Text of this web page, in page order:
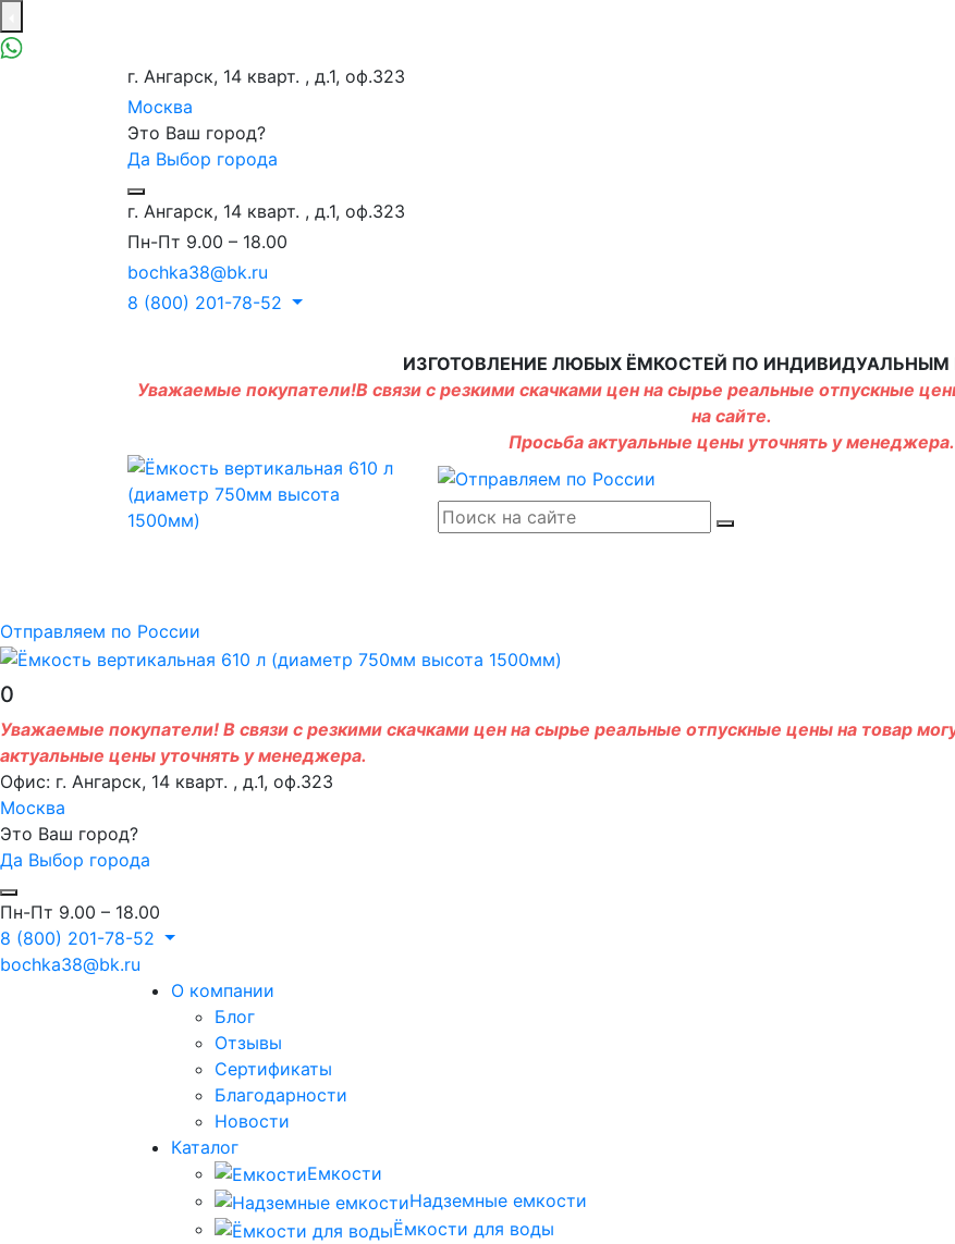
г. Ангарск, 14 кварт. , д.1, оф.323
Москва
Это Ваш город?
Да Выбор города
г. Ангарск, 14 кварт. , д.1, оф.323
Пн-Пт 9.00 – 18.00
bochka38@bk.ru
8 (800) 201-78-52
ИЗГОТОВЛЕНИЕ ЛЮБЫХ ЁМКОСТЕЙ ПО ИНДИВИДУАЛЬНЫМ
Уважаемые покупатели!В связи с резкими скачками цен на сырье реальные отпускные
на сайте.
Просьба актуальные цены уточнять у менеджера.
Отправляем по России
0
Уважаемые покупатели! В связи с резкими скачками цен на сырье реальные отпускные цены на товар
актуальные цены уточнять у менеджера.
Офис: г. Ангарск, 14 кварт. , д.1, оф.323
Москва
Это Ваш город?
Да Выбор города
Пн-Пт 9.00 – 18.00
8 (800) 201-78-52
bochka38@bk.ru
О компании
Блог
Отзывы
Сертификаты
Благодарности
Новости
Каталог
Емкости
Надземные емкости
Ёмкости для воды